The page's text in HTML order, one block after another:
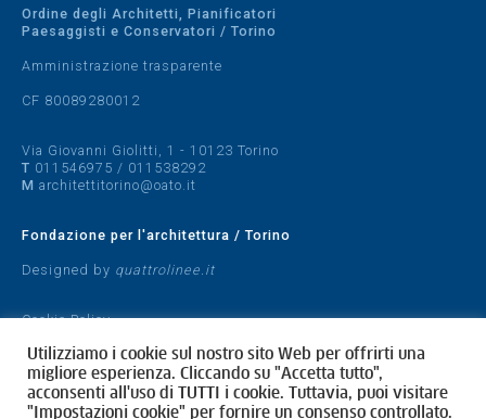
Ordine degli Architetti, Pianificatori
Paesaggisti e Conservatori / Torino
Amministrazione trasparente
CF 80089280012
Via Giovanni Giolitti, 1 - 10123 Torino
T 011546975 / 011538292
M architettitorino@oato.it
Fondazione per l'architettura / Torino
Designed by quattrolinee.it
Cookie Policy
Utilizziamo i cookie sul nostro sito Web per offrirti una
migliore esperienza. Cliccando su "Accetta tutto",
acconsenti all'uso di TUTTI i cookie. Tuttavia, puoi visitare
"Impostazioni cookie" per fornire un consenso controllato.